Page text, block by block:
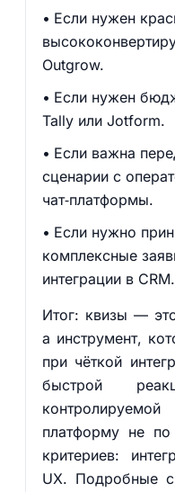
Если нужен
Outgrow.
Если нужен
Tally или Jotform.
Если важна
сценарии с
чат‑платформы.
Если нужно
комплексные
интеграции в CRM.
Итог: квизы —
а инструмент,
при чёткой
быстрой
платформу не
критериев:
UX. Подробные